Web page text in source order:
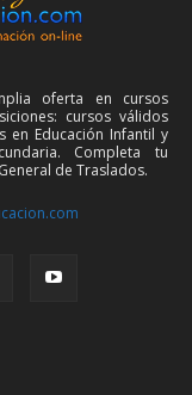
oferta en cursos
cursos válidos
en Educación Infantil y
Completa tu
de Traslados.